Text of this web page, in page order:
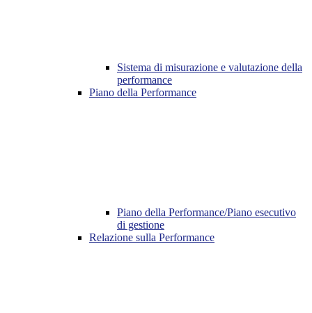
Sistema di misurazione e valutazione della
performance
Piano della Performance
Piano della Performance/Piano esecutivo
di gestione
Relazione sulla Performance